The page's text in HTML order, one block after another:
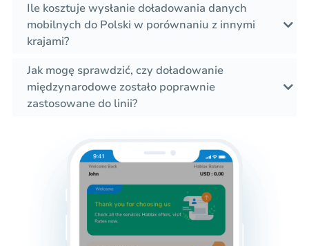
Ile kosztuje wysłanie doładowania danych
mobilnych do Polski w porównaniu z innymi
krajami?
Jak mogę sprawdzić, czy doładowanie
międzynarodowe zostało poprawnie
zastosowane do linii?